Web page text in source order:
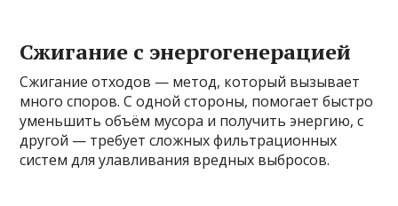
Сжигание с энергогенерацией
Сжигание отходов — метод, который вызывает
много споров. С одной стороны, помогает быстро
уменьшить объём мусора и получить энергию, с
другой — требует сложных фильтрационных
систем для улавливания вредных выбросов.